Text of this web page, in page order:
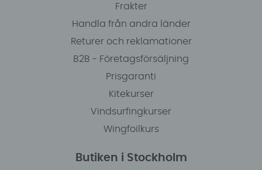
Frakter
Handla från andra länder
Returer och reklamationer
B2B - Företagsförsäljning
Prisgaranti
Kitekurser
Vindsurfingkurser
Wingfoilkurs
Butiken i Stockholm